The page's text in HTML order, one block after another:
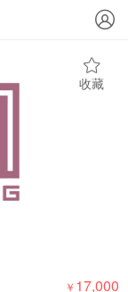
收藏
￥ 17,000